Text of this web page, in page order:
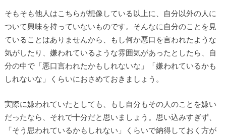
そもそも他人はこちらが想像している以上に、自分以外の人に
ついて興味を持っていないものです。そんなに自分のことを見
ていることはありませんから、もし何か悪口を言われたような
気がしたり、嫌われているような雰囲気があったとしたら、自
分の中で「悪口言われたかもしれないな」「嫌われているかも
しれないな」くらいにおさめておきましょう。
実際に嫌われていたとしても、もし自分もその人のことを嫌い
だったなら、それで十分だと思いましょう。思い込みすぎず、
「そう思われているかもしれない」くらいで納得しておく方が